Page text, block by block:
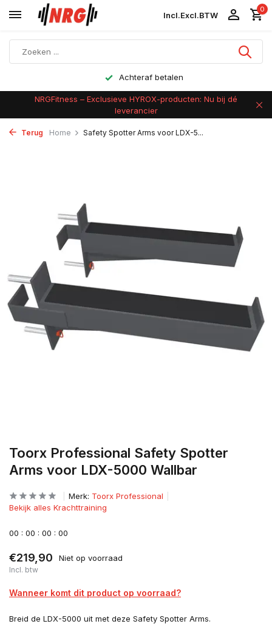
Incl.Excl.BTW
0
Achteraf betalen
NRGFitness – Exclusieve HYROX-producten: Nu bij dé
leverancier
Terug Home Safety Spotter Arms voor LDX-5...
Toorx Professional Safety Spotter
Arms voor LDX-5000 Wallbar
Merk: Toorx Professional
Bekijk alles Krachttraining
00 : 00 : 00 : 00
€219,90 Niet op voorraad
Incl. btw
Wanneer komt dit product op voorraad?
Breid de LDX-5000 uit met deze Safety Spotter Arms.